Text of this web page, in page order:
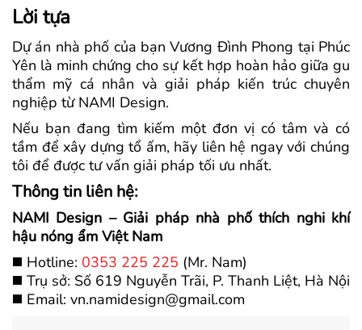
Lời tựa
Dự án nhà phố của bạn Vương Đình Phong tại Phúc
Yên là minh chứng cho sự kết hợp hoàn hảo giữa gu
thẩm mỹ cá nhân và giải pháp kiến trúc chuyên
nghiệp từ NAMI Design.
Nếu bạn đang tìm kiếm một đơn vị có tâm và có
tầm để xây dựng tổ ấm, hãy liên hệ ngay với chúng
tôi để được tư vấn giải pháp tối ưu nhất.
Thông tin liên hệ:
NAMI Design – Giải pháp nhà phố thích nghi khí
hậu nóng ẩm Việt Nam
◼️ Hotline: 0353 225 225 (Mr. Nam)
◼️ Trụ sở: Số 619 Nguyễn Trãi, P. Thanh Liệt, Hà Nội
◼️ Email: vn.namidesign@gmail.com